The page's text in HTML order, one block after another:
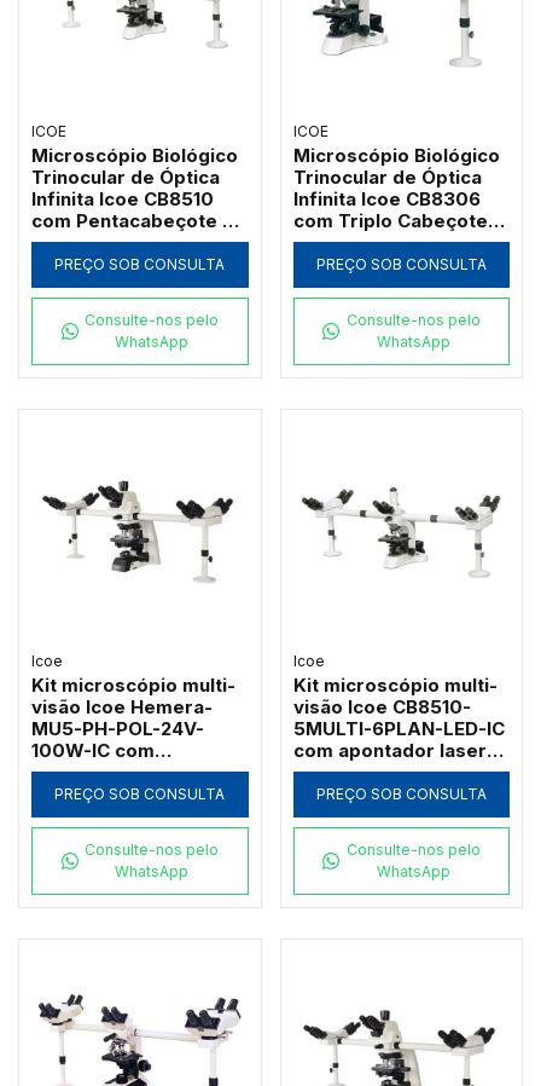
ICOE
Microscópio Biológico
Trinocular de Óptica
Infinita Icoe CB8510
com Pentacabeçote de
Co-Observação
Multivisão e Ponteiro
LED Verde
PREÇO SOB CONSULTA
Consulte-nos pelo
WhatsApp
ICOE
Microscópio Biológico
Trinocular de Óptica
Infinita Icoe CB8306
com Triplo Cabeçote
de Co-Observação
Multivisão e Ponteiro
LED Verde
PREÇO SOB CONSULTA
Consulte-nos pelo
WhatsApp
Icoe
Kit microscópio multi-
visão Icoe Hemera-
MU5-PH-POL-24V-
100W-IC com
contraste de fase
polarização e lâmpada
halogênia de 100W
PREÇO SOB CONSULTA
Consulte-nos pelo
WhatsApp
Icoe
Kit microscópio multi-
visão Icoe CB8510-
5MULTI-6PLAN-LED-IC
com apontador laser
revólver de 6 objetivas
infinitas e LED
PREÇO SOB CONSULTA
Consulte-nos pelo
WhatsApp